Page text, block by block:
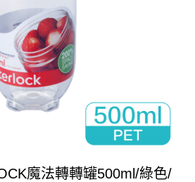
魔法轉轉罐500ml/綠色/